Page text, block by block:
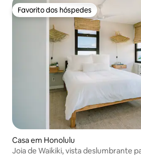
Favorito dos hóspedes
Favorito dos hóspedes
Casa em Honolulu
Joia de Waikiki, vista deslumbrante